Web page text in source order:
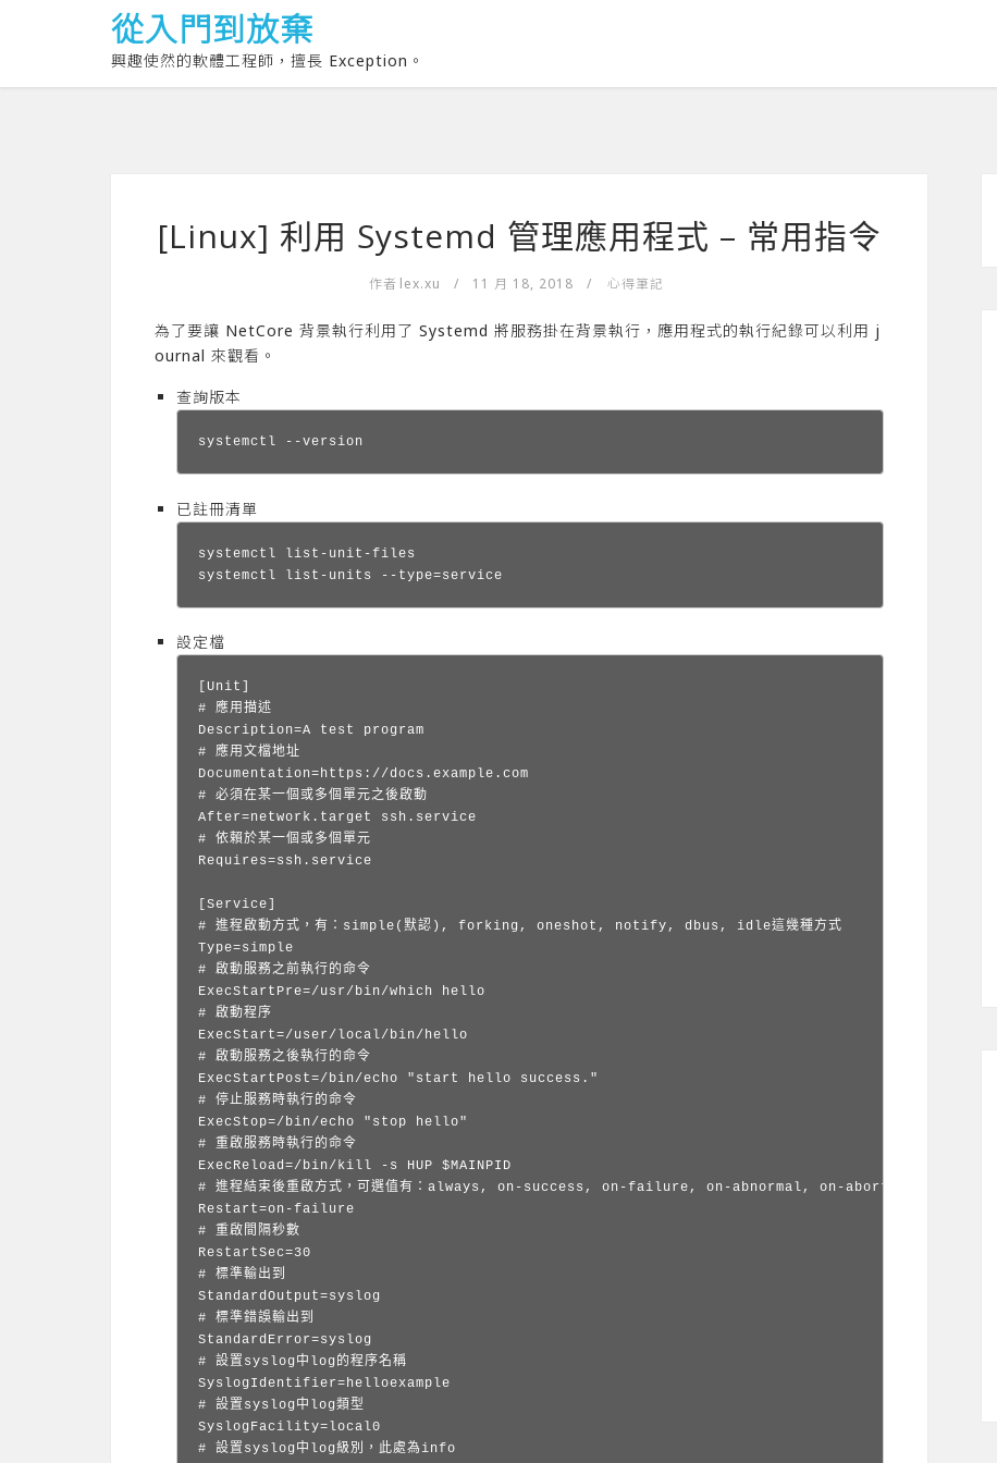
從入門到放棄
興趣使然的軟體工程師，擅長 Exception。
[Linux] 利用 Systemd 管理應用程式 – 常用指令
作者 lex.xu / 11 月 18, 2018 / 心得筆記
為了要讓 NetCore 背景執行利用了 Systemd 將服務掛在背景執行，應用程式的執行紀錄可以利用 j
ournal 來觀看。
查詢版本
systemctl --version
已註冊清單
systemctl list-unit-files
systemctl list-units --type=service
設定檔
[Unit]
# 應用描述
Description=A test program
# 應用文檔地址
Documentation=https://docs.example.com
# 必須在某一個或多個單元之後啟動
After=network.target ssh.service
# 依賴於某一個或多個單元
Requires=ssh.service
[Service]
# 進程啟動方式，有：simple(默認), forking, oneshot, notify, dbus, idle這幾種方式
Type=simple
# 啟動服務之前執行的命令
ExecStartPre=/usr/bin/which hello
# 啟動程序
ExecStart=/user/local/bin/hello
# 啟動服務之後執行的命令
ExecStartPost=/bin/echo "start hello success."
# 停止服務時執行的命令
ExecStop=/bin/echo "stop hello"
# 重啟服務時執行的命令
ExecReload=/bin/kill -s HUP $MAINPID
# 進程結束後重啟方式，可選值有：always, on-success, on-failure, on-abnormal, on-abort, on-watchdog
Restart=on-failure
# 重啟間隔秒數
RestartSec=30
# 標準輸出到
StandardOutput=syslog
# 標準錯誤輸出到
StandardError=syslog
# 設置syslog中log的程序名稱
SyslogIdentifier=helloexample
# 設置syslog中log類型
SyslogFacility=local0
# 設置syslog中log級別，此處為info